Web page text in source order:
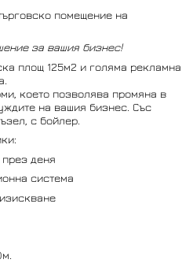
помещение на
за вашия бизнес!
площ 125м2 и голяма рекламна
което позволява промяна в
на вашия бизнес. Със
с бойлер.
деня
система